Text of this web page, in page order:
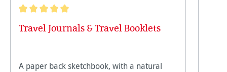
Travel Journals & Travel Booklets
A paper back sketchbook, with a natural